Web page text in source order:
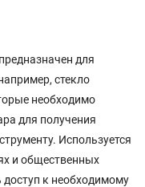
предназначен для
стекло
необходимо
для получения
Используется
и общественных
доступ к необходимому